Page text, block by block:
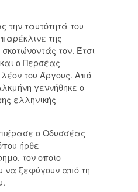
ταυτότητά του
της
τον. Έτσι
ο Περσέας
του Άργους. Από
γεννήθηκε ο
ελληνικής
πέρασε ο Οδυσσέας
ήρθε
τον οποίο
να ξεφύγουν από τη